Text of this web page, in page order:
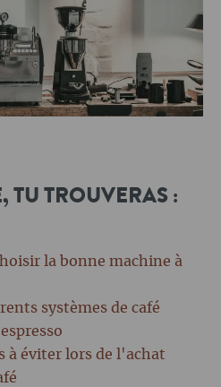
TU TROUVERAS :
la bonne machine à
systèmes de café
à éviter lors de l'achat